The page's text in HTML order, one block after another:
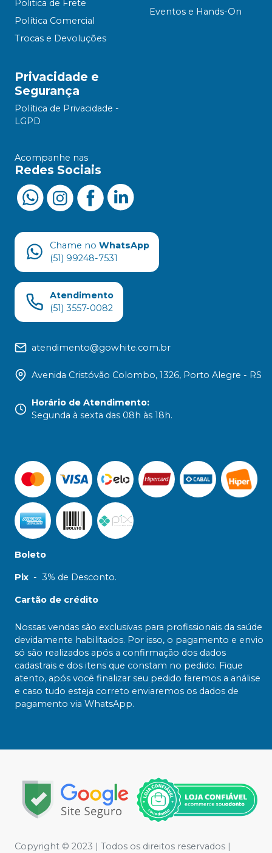
Politica de Frete
Política Comercial
Trocas e Devoluções
Eventos e Hands-On
Privacidade e
Segurança
Política de Privacidade -
LGPD
Acompanhe nas
Redes Sociais
Chame no WhatsApp
(51) 99248-7531
Atendimento
(51) 3557-0082
atendimento@gowhite.com.br
Avenida Cristóvão Colombo, 1326, Porto Alegre - RS
Horário de Atendimento:
Segunda à sexta das 08h às 18h.
Boleto
Pix - 3% de Desconto.
Cartão de crédito
Nossas vendas são exclusivas para profissionais da saúde
devidamente habilitados. Por isso, o pagamento e envio
só são realizados após a confirmação dos dados
cadastrais e dos itens que constam no pedido. Fique
atento, após você finalizar seu pedido faremos a análise
e caso tudo esteja correto enviaremos os dados de
pagamento via WhatsApp.
Copyright ©️ 2023 | Todos os direitos reservados |